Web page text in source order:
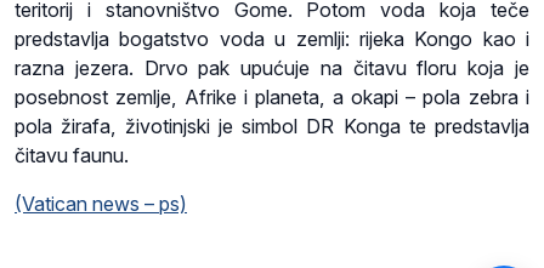
teritorij i stanovništvo Gome. Potom voda koja teče
predstavlja bogatstvo voda u zemlji: rijeka Kongo kao i
razna jezera. Drvo pak upućuje na čitavu floru koja je
posebnost zemlje, Afrike i planeta, a okapi – pola zebra i
pola žirafa, životinjski je simbol DR Konga te predstavlja
čitavu faunu.
(Vatican news – ps)